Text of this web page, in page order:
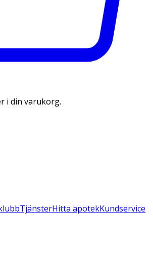
i din varukorg.
TjänsterHitta apotekKundservice